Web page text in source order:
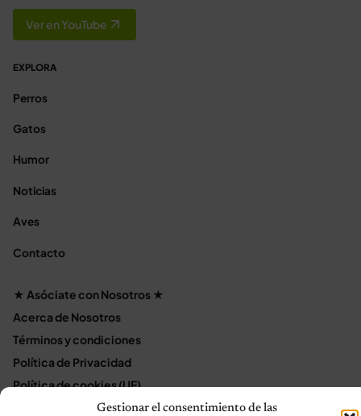
Gestionar el consentimiento de las
Ver en YouTube
EXPLORA
Perros
Gatos
Humor
Noticias
Aves
Contacto
★ Asóciate con Nosotros ★
Acerca de Nosotros
Términos y condiciones
Política de Privacidad
Política de cookies (UE)